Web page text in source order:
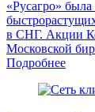
«Русагро»
в СНГ. Акции
Московской
Подробнее